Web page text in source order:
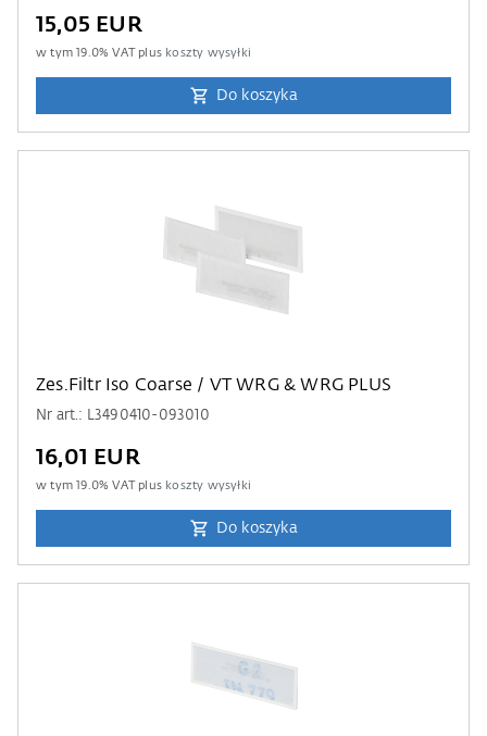
15,05 EUR
w tym19.0% VAT plus koszty wysyłki
Do koszyka
Zes.Filtr Iso Coarse / VT WRG & WRG PLUS
Nr art.: L3490410-093010
16,01 EUR
w tym19.0% VAT plus koszty wysyłki
Do koszyka